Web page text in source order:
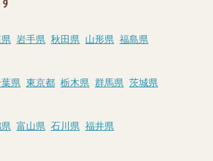
岩手県 秋田県 山形県 福島県
県 東京都 栃木県 群馬県 茨城県
富山県 石川県 福井県